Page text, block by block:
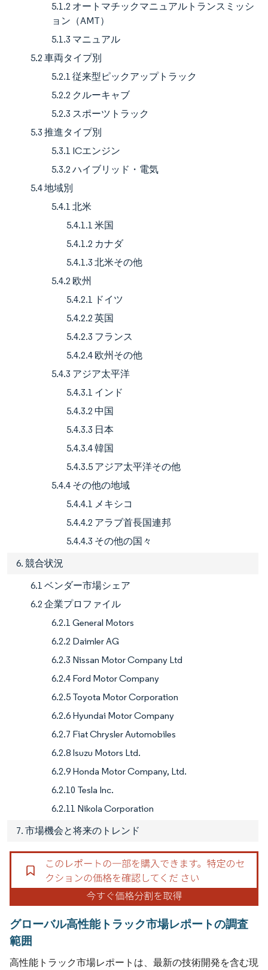
5.1.2 オートマチックマニュアルトランスミッシ
ョン（AMT）
5.1.3 マニュアル
5.2 車両タイプ別
5.2.1 従来型ピックアップトラック
5.2.2 クルーキャブ
5.2.3 スポーツトラック
5.3 推進タイプ別
5.3.1 ICエンジン
5.3.2 ハイブリッド・電気
5.4 地域別
5.4.1 北米
5.4.1.1 米国
5.4.1.2 カナダ
5.4.1.3 北米その他
5.4.2 欧州
5.4.2.1 ドイツ
5.4.2.2 英国
5.4.2.3 フランス
5.4.2.4 欧州その他
5.4.3 アジア太平洋
5.4.3.1 インド
5.4.3.2 中国
5.4.3.3 日本
5.4.3.4 韓国
5.4.3.5 アジア太平洋その他
5.4.4 その他の地域
5.4.4.1 メキシコ
5.4.4.2 アラブ首長国連邦
5.4.4.3 その他の国々
6. 競合状況
6.1 ベンダー市場シェア
6.2 企業プロファイル
6.2.1 General Motors
6.2.2 Daimler AG
6.2.3 Nissan Motor Company Ltd
6.2.4 Ford Motor Company
6.2.5 Toyota Motor Corporation
6.2.6 Hyundai Motor Company
6.2.7 Fiat Chrysler Automobiles
6.2.8 Isuzu Motors Ltd.
6.2.9 Honda Motor Company, Ltd.
6.2.10 Tesla Inc.
6.2.11 Nikola Corporation
7. 市場機会と将来のトレンド
グローバル高性能トラック市場レポートの調査
範囲
高性能トラック市場レポートは、最新の技術開発を含む現